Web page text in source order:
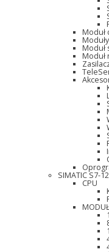
Moduł
Moduł
SIMATIC S7-
CPU